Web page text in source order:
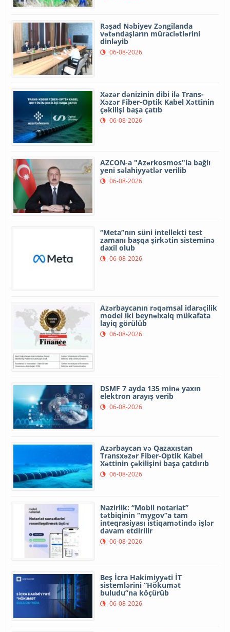
Rəşad Nəbiyev Zəngilanda
vətəndaşların müraciətlərini
dinləyib
06-08-2026
Xəzər dənizinin dibi ilə Trans-
Xəzər Fiber-Optik Kabel Xəttinin
çəkilişi başa çatıb
06-08-2026
AZCON-a "Azərkosmos"la bağlı
yeni səlahiyyətlər verilib
06-08-2026
“Meta”nın süni intellekti test
zamanı başqa şirkətin sisteminə
daxil olub
06-08-2026
Azərbaycanın rəqəmsal idarəçilik
model iki beynəlxalq mükafata
layiq görülüb
06-08-2026
DSMF 7 ayda 135 minə yaxın
elektron arayış verib
06-08-2026
Azərbaycan və Qazaxıstan
Transxəzər Fiber-Optik Kabel
Xəttinin çəkilişini başa çatdırıb
06-08-2026
Nazirlik: “Mobil notariat”
tətbiqinin “mygov”a tam
inteqrasiyası istiqamətində işlər
davam etdirilir
06-08-2026
Beş İcra Hakimiyyəti İT
sistemlərini “Hökumət
buludu”na köçürüb
06-08-2026